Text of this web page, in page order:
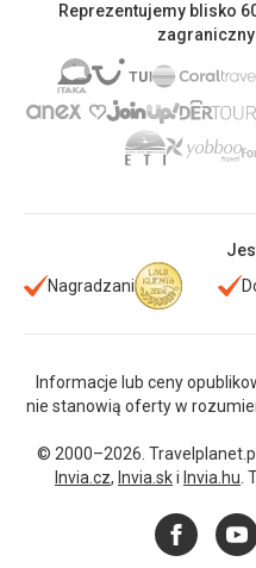
Reprezentujemy blisko
Nagradzani
Informacje lub ceny
nie stanowią oferty w
© 2000–2026.
Invia.cz, Invia.ski Invia.hu .
Facebook